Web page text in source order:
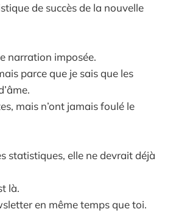
de succès de la nouvelle
narration imposée.
parce que je sais que les
mais n’ont jamais foulé le
statistiques, elle ne devrait déjà
là.
en même temps que toi.